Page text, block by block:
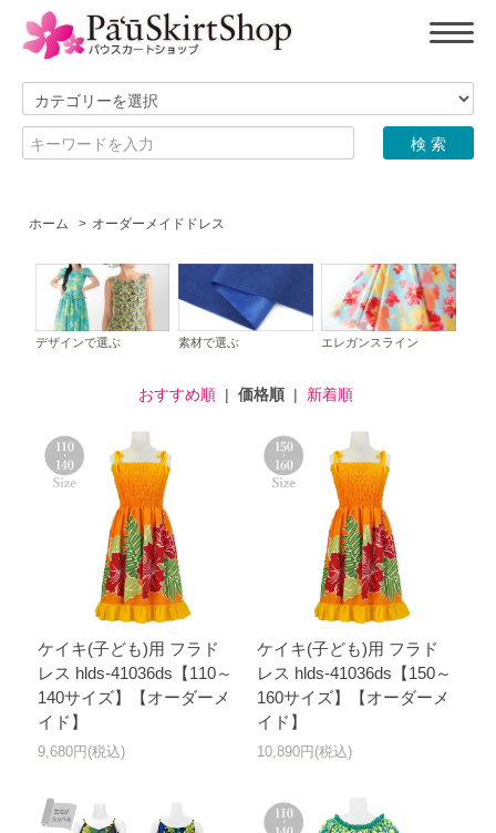
ホーム > オーダーメイドドレス
デザインで選ぶ 素材で選ぶ エレガンスライン
おすすめ順| 価格順| 新着順
ケイキ(子ども)用 フラド
レス hlds-41036ds【110～
140サイズ】【オーダーメ
イド】
9,680円(税込)
ケイキ(子ども)用 フラド
レス hlds-41036ds【150～
160サイズ】【オーダーメ
イド】
10,890円(税込)